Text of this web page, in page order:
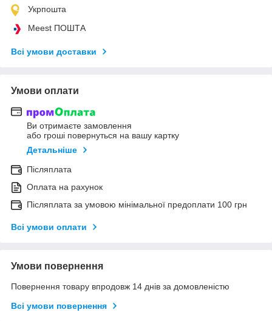
Укрпошта
Meest ПОШТА
Всі умови доставки
Умови оплати
Ви отримаєте замовлення
або гроші повернуться на вашу картку
Детальніше
Післяплата
Оплата на рахунок
Післяплата за умовою мінімальної предоплати 100 грн
Всі умови оплати
Умови повернення
Повернення товару впродовж 14 днів за домовленістю
Всі умови повернення